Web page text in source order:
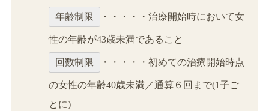
年齢制限 ・・・・・治療開始時において女
性の年齢が43歳未満であること
回数制限 ・・・・・初めての治療開始時点
の女性の年齢40歳未満／通算６回まで(1子ご
とに)